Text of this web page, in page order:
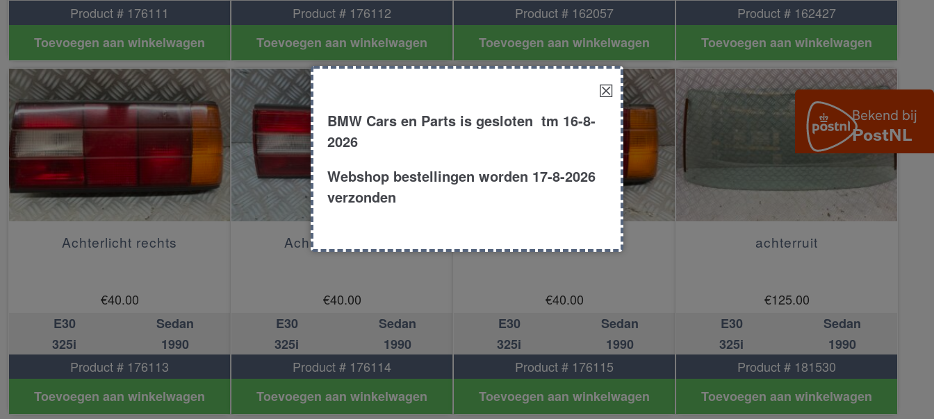
Product # 176111
Toevoegen aan winkelwagen
Product # 176112
Toevoegen aan winkelwagen
Product # 162057
Toevoegen aan winkelwagen
Product # 162427
Toevoegen aan winkelwagen
Achterlicht rechts
€40.00
E30
Sedan
325i
1990
Product # 176113
Toevoegen aan winkelwagen
Achterlicht rechts
€40.00
E30
Sedan
325i
1990
Product # 176114
Toevoegen aan winkelwagen
Achterlicht rechts
€40.00
E30
Sedan
325i
1990
Product # 176115
Toevoegen aan winkelwagen
achterruit
€125.00
E30
Sedan
325i
1990
Product # 181530
Toevoegen aan winkelwagen
☒
BMW Cars en Parts is gesloten tm 16-8-
2026
Webshop bestellingen worden 17-8-2026
verzonden